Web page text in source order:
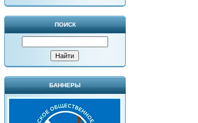
ПОИСК
БАННЕРЫ